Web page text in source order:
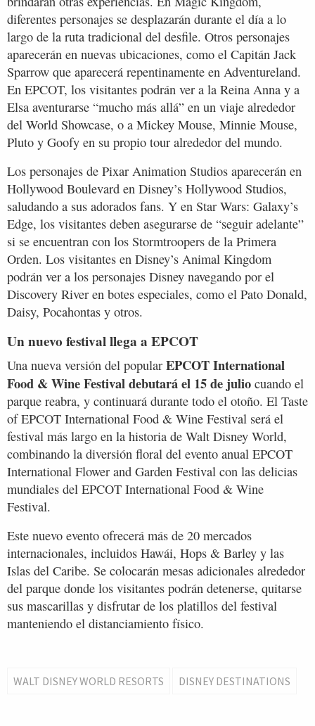
diferentes personajes se desplazarán durante el día a lo
largo de la ruta tradicional del desfile. Otros personajes
aparecerán en nuevas ubicaciones, como el Capitán Jack
Sparrow que aparecerá repentinamente en Adventureland.
En EPCOT, los visitantes podrán ver a la Reina Anna y a
Elsa aventurarse “mucho más allá” en un viaje alrededor
del World Showcase, o a Mickey Mouse, Minnie Mouse,
Pluto y Goofy en su propio tour alrededor del mundo.
Los personajes de Pixar Animation Studios aparecerán en
Hollywood Boulevard en Disney’s Hollywood Studios,
saludando a sus adorados fans. Y en Star Wars: Galaxy’s
Edge, los visitantes deben asegurarse de “seguir adelante”
si se encuentran con los Stormtroopers de la Primera
Orden. Los visitantes en Disney’s Animal Kingdom
podrán ver a los personajes Disney navegando por el
Discovery River en botes especiales, como el Pato Donald,
Daisy, Pocahontas y otros.
Un nuevo festival llega a EPCOT
Una nueva versión del popular EPCOT International
Food & Wine Festival debutará el 15 de julio cuando el
parque reabra, y continuará durante todo el otoño. El Taste
of EPCOT International Food & Wine Festival será el
festival más largo en la historia de Walt Disney World,
combinando la diversión floral del evento anual EPCOT
International Flower and Garden Festival con las delicias
mundiales del EPCOT International Food & Wine
Festival.
Este nuevo evento ofrecerá más de 20 mercados
internacionales, incluidos Hawái, Hops & Barley y las
Islas del Caribe. Se colocarán mesas adicionales alrededor
del parque donde los visitantes podrán detenerse, quitarse
sus mascarillas y disfrutar de los platillos del festival
manteniendo el distanciamiento físico.
WALT DISNEY WORLD RESORTS DISNEY DESTINATIONS